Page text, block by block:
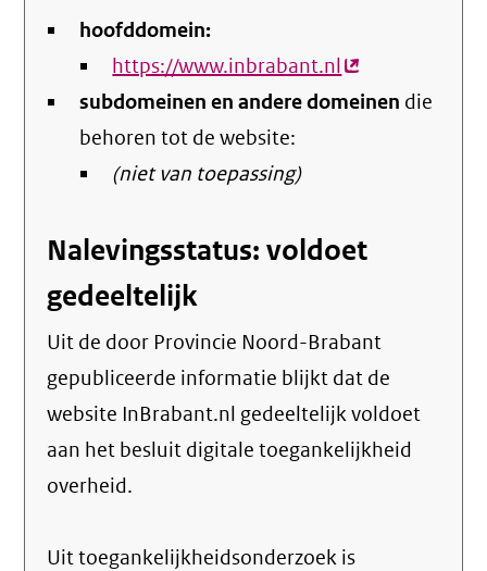
hoofddomein:
https://www.inbrabant.nl(externe
link)
subdomeinen en andere domeinen die
behoren tot de website:
(niet van toepassing)
Nalevingsstatus: voldoet
gedeeltelijk
Uit de door Provincie Noord-Brabant
gepubliceerde informatie blijkt dat de
website InBrabant.nl gedeeltelijk voldoet
aan het besluit digitale toegankelijkheid
overheid.
Uit toegankelijkheidsonderzoek is